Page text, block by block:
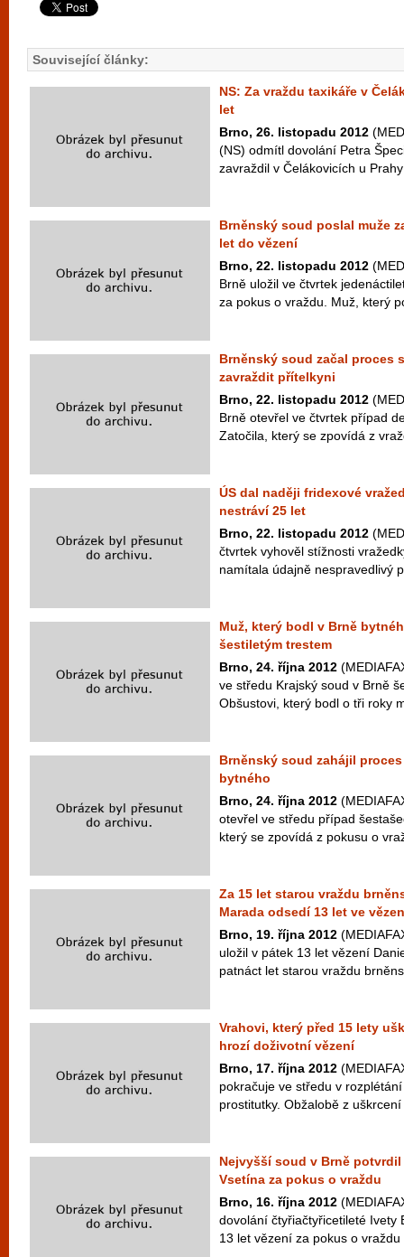
Související články:
NS: Za vraždu taxikáře v
let
Brno, 26. listopadu 2012
(NS) odmítl dovolání Petra
zavraždil v Čelákovicích u
Brněnský soud poslal muže
let do vězení
Brno, 22. listopadu 2012
Brně uložil ve čtvrtek
za pokus o vraždu. Muž, který
Brněnský soud začal proces
zavraždit přítelkyni
Brno, 22. listopadu 2012
Brně otevřel ve čtvrtek případ
Zatočila, který se zpovídá z
ÚS dal naději fridexové
nestráví 25 let
Brno, 22. listopadu 2012
čtvrtek vyhověl stížnosti
namítala údajně nespravedlivý
Muž, který bodl v Brně
šestiletým trestem
Brno, 24. října 2012
ve středu Krajský soud v Brně
Obšustovi, který bodl o tři roky
Brněnský soud zahájil
bytného
Brno, 24. října 2012
otevřel ve středu případ
který se zpovídá z pokusu o
Za 15 let starou vraždu
Marada odsedí 13 let ve
Brno, 19. října 2012
uložil v pátek 13 let vězení
patnáct let starou vraždu
Vrahovi, který před 15 lety
hrozí doživotní vězení
Brno, 17. října 2012
pokračuje ve středu v
prostitutky. Obžalobě z
Nejvyšší soud v Brně potvrdil
Vsetína za pokus o vraždu
Brno, 16. října 2012
dovolání čtyřiačtyřicetileté Ivety
13 let vězení za pokus o